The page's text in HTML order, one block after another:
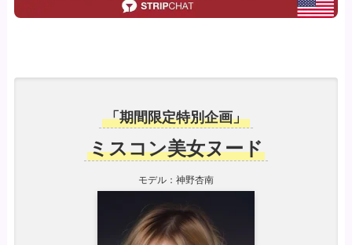
「期間限定特別企画」
ミスコン美女ヌード
モデル：神野杏南